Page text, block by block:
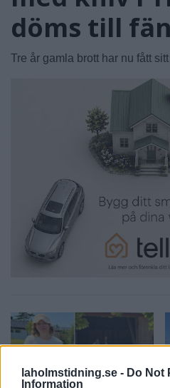
laholmstidning.se - Do Not
Information
döms till
Tre år gamla brott har nu fått